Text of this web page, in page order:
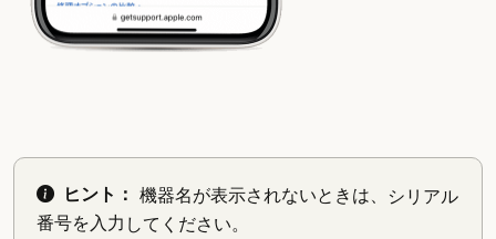
ヒント： 機器名が表示されないときは、シリアル
番号を入力してください。